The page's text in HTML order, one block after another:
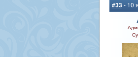
#33- 10